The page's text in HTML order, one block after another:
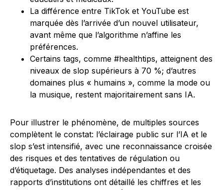
La différence entre TikTok et YouTube est
marquée dès l’arrivée d’un nouvel utilisateur,
avant même que l’algorithme n’affine les
préférences.
Certains tags, comme #healthtips, atteignent des
niveaux de slop supérieurs à 70 %; d’autres
domaines plus « humains », comme la mode ou
la musique, restent majoritairement sans IA.
Pour illustrer le phénomène, de multiples sources
complètent le constat: l’éclairage public sur l’IA et le
slop s’est intensifié, avec une reconnaissance croisée
des risques et des tentatives de régulation ou
d’étiquetage. Des analyses indépendantes et des
rapports d’institutions ont détaillé les chiffres et les